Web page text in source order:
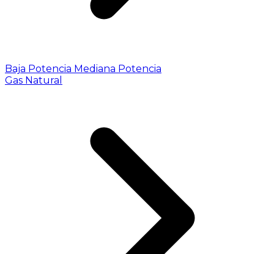
Baja Potencia Mediana Potencia
Gas Natural